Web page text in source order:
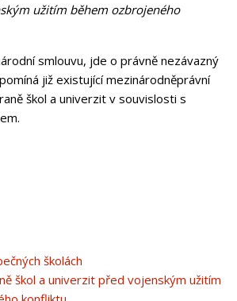
užitím během ozbrojeného
smlouvu, jde o právně nezávazný
již existující mezinárodněprávní
škol a univerzit v souvislosti s
školách
škol a univerzit před vojenským užitím